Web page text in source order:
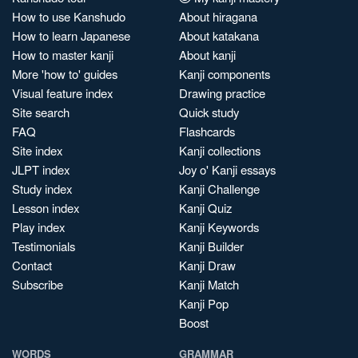
How to use Kanshudo
How to learn Japanese
How to master kanji
More 'how to' guides
Visual feature index
Site search
FAQ
Site index
JLPT index
Study index
Lesson index
Play index
Testimonials
Contact
Subscribe
About hiragana
About katakana
About kanji
Kanji components
Drawing practice
Quick study
Flashcards
Kanji collections
Joy o' Kanji essays
Kanji Challenge
Kanji Quiz
Kanji Keywords
Kanji Builder
Kanji Draw
Kanji Match
Kanji Pop
Boost
WORDS GRAMMAR